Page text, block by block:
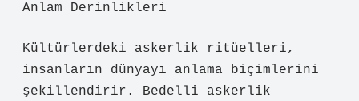
Anlam Derinlikleri
Kültürlerdeki askerlik ritüelleri,
insanların dünyayı anlama biçimlerini
şekillendirir. Bedelli askerlik